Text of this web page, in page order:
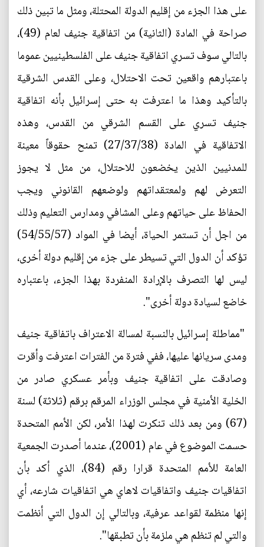
على هذا الجزء من إقليم الدولة المحتلة، ومثل ما تبين ذلك
صراحة في المادة (الثانية) من اتفاقية جنيف لعام (49)،
بالتالي سوف تسري اتفاقية جنيف على الفلسطينيين عموما
باعتبارهم واقعين تحت الاحتلال، وعلى القدس الشرقية
بالتأكيد وهذا ما اعترفت به حتى إسرائيل بأنه اتفاقية
جنيف تسري على القسم الشرقي من القدس، وهذه
الاتفاقية في المادة (27/37/38) تمنح حقوقاً معينة
للمدنيين الذين يخضعون للاحتلال، من مثل لا يجوز
التعرض لهم ولمعتقداتهم ولوضعهم القانوني ويجب
الحفاظ على حياتهم وعلى المشافي ومدارس التعليم وذلك
من اجل أن تستمر الحياة، أيضا في المواد (54/55/57)
تؤكد أن الدول التي تسيطر على جزء من إقليم دولة أخرى،
ليس لها التصرف بالإرادة المنفردة بهذا الجزء، باعتباره
خاضع لسيادة دولة أخرى".
"مماطلة إسرائيل بالنسبة لمسالة الاعتراف باتفاقية جنيف
ومدى سريانها عليها، ففي فترة من الفترات اعترفت وأقرت
وصادقت على اتفاقية جنيف وبأمر عسكري صادر من
الخلية الأمنية في مجلس الوزراء المرقم برقم (ثلاثة) لسنة
(67) ومن بعد ذلك تنكرت لهذا الأمر، لكن الأمم المتحدة
حسمت الموضوع في عام (2001)، عندما أصدرت الجمعية
العامة للأمم المتحدة قرارا رقم (84)، الذي أكد بأن
اتفاقيات جنيف واتفاقيات لاهاي هي اتفاقيات شارعه، أي
إنها منظمة لقواعد عرفية، وبالتالي إن الدول التي أنظمت
والتي لم تنظم هي ملزمة بأن تطبقها".